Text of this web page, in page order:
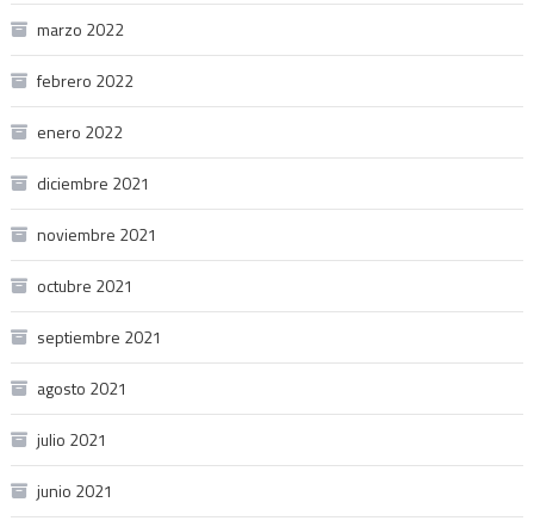
marzo 2022
febrero 2022
enero 2022
diciembre 2021
noviembre 2021
octubre 2021
septiembre 2021
agosto 2021
julio 2021
junio 2021